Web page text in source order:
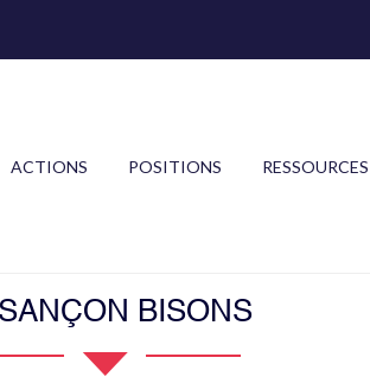
ACTIONS POSITIONS RESSOURCES
BISONS